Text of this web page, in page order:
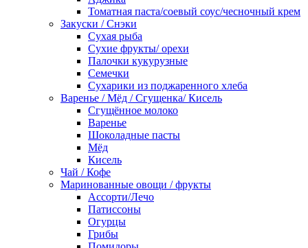
Томатная паста/соевый соус/чесночный крем
Закуски / Снэки
Сухая рыба
Сухие фрукты/ орехи
Палочки кукурузные
Семечки
Сухарики из поджаренного хлеба
Варенье / Мёд / Сгущенка/ Кисель
Сгущённое молоко
Варенье
Шоколадные пасты
Мёд
Кисель
Чай / Кофе
Маринованные овощи / фрукты
Ассорти/Лечо
Патиссоны
Огурцы
Грибы